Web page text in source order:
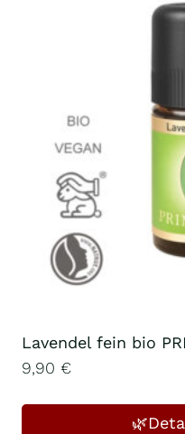
Lavendel fein bio
9,90 €